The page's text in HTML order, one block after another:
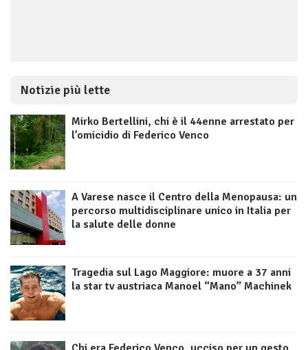
Notizie più lette
Mirko Bertellini, chi è il 44enne arrestato per
l’omicidio di Federico Venco
A Varese nasce il Centro della Menopausa: un
percorso multidisciplinare unico in Italia per
la salute delle donne
Tragedia sul Lago Maggiore: muore a 37 anni
la star tv austriaca Manoel “Mano” Machinek